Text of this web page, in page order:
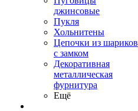
джинсовые
Пукля
Хольнитены
Цепочки из шариков
с замком
Декоративная
металлическая
фурнитура
Ещё